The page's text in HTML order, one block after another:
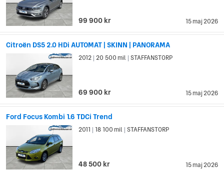
15 maj 2026
99 900 kr
Citroën DS5 2.0 HDi AUTOMAT | SKINN | PANORAMA
15 maj 2026
2012 20 500 mil STAFFANSTORP
69 900 kr
Ford Focus Kombi 1.6 TDCi Trend
15 maj 2026
2011 18 100 mil STAFFANSTORP
48 500 kr